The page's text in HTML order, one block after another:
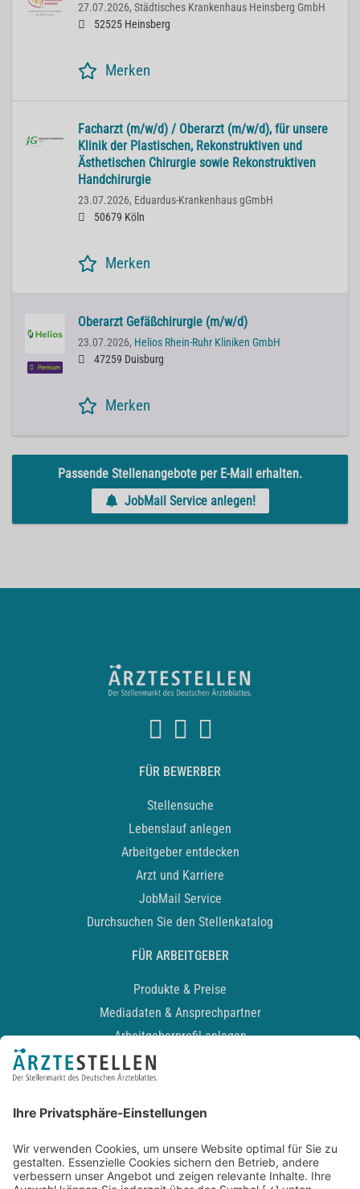
27.07.2026, Städtisches Krankenhaus Heinsberg GmbH
52525 Heinsberg
Merken
Facharzt (m/w/d) / Oberarzt (m/w/d), für unsere
Klinik der Plastischen, Rekonstruktiven und
Ästhetischen Chirurgie sowie Rekonstruktiven
Handchirurgie
23.07.2026, Eduardus-Krankenhaus gGmbH
50679 Köln
Merken
Premium
Oberarzt Gefäßchirurgie (m/w/d)
23.07.2026, Helios Rhein-Ruhr Kliniken GmbH
47259 Duisburg
Merken
Passende Stellenangebote per E-Mail erhalten.
JobMail Service anlegen!
FÜR BEWERBER
Stellensuche
Lebenslauf anlegen
Arbeitgeber entdecken
Arzt und Karriere
JobMail Service
Durchsuchen Sie den Stellenkatalog
FÜR ARBEITGEBER
Produkte & Preise
Mediadaten & Ansprechpartner
Arbeitgeberprofil anlegen
Recruiting-Podcast
Kontakt
Datenschutz